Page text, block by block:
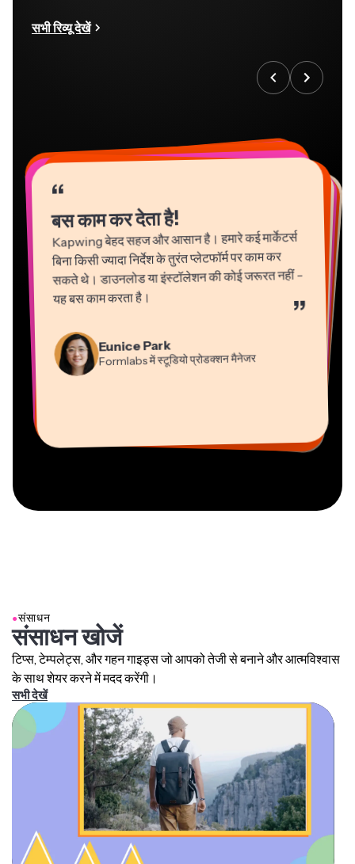
सभी रिव्यू देखें
“
बस काम कर देता है!
Kapwing बेहद सहज और आसान है। हमारे कई मार्केटर्स
बिना किसी ज्यादा निर्देश के तुरंत प्लेटफॉर्म पर काम कर
सकते थे। डाउनलोड या इंस्टॉलेशन की कोई जरूरत नहीं -
यह बस काम करता है। ”
Eunice Park
Formlabs में स्टूडियो प्रोडक्शन मैनेजर
“
“
Grant Taleck
Panos Papagapiou
एपाथलॉन में प्रबंध भागीदार
“
Gracie Peng
कंटेंट निदेशक
“
वीडियो एडिटर
“
Natasha Ball
परामर्शदाता
“
Dina Segovia
●संसाधन
संसाधन खोजें
टिप्स, टेम्पलेट्स, और गहन गाइड्स जो आपको तेजी से बनाने और आत्मविश्वास
के साथ शेयर करने में मदद करेंगी।
सभी देखें